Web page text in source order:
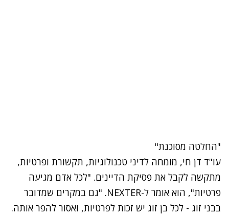
"החלטה מסוכנת"
עו"ד דן חי, מומחה לדיני טכנולוגיות, תקשורת ופרטיות,
מתקשה לקבל את פסיקת הדיינים. "לכל אדם מגיעה
פרטיות", הוא אומר ל-NEXTER. "גם במקרים שמדובר
בבני זוג - לכל בן זוג יש זכות לפרטיות, ואסור להפר אותה.